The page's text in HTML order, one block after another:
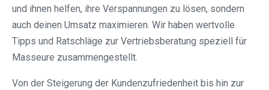
und ihnen helfen, ihre Verspannungen zu lösen, sondern
auch deinen Umsatz maximieren. Wir haben wertvolle
Tipps und Ratschläge zur Vertriebsberatung speziell für
Masseure zusammengestellt.
Von der Steigerung der Kundenzufriedenheit bis hin zur